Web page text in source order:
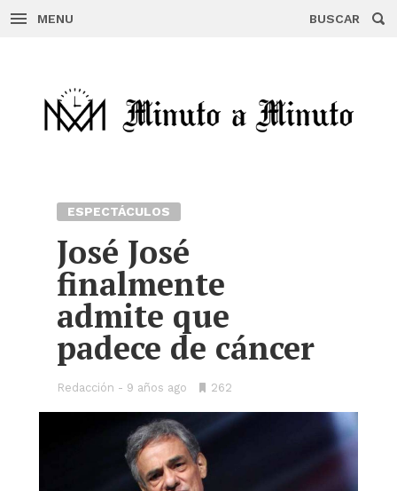
MENU BUSCAR
ESPECTÁCULOS
José José
finalmente
admite que
padece de cáncer
Redacción 9 años ago
•262